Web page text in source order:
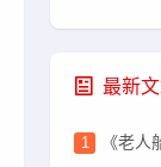
最新
《老人船上弄